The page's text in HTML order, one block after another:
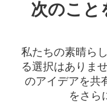
次のこと
私たちの素晴ら
る選択はありま
のアイデアを共
をさら